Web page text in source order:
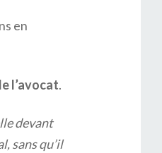
en
l’avocat.
devant
sans qu’il